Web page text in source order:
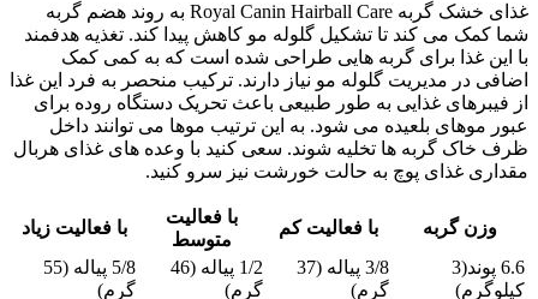
غذای خشک گربه Royal Canin Hairball Care به روند هضم گربه
شما کمک می کند تا تشکیل گلوله مو کاهش پیدا کند. تغذیه هدفمند
با این غذا برای گربه هایی طراحی شده است که به کمی کمک
اضافی در مدیریت گلوله مو نیاز دارند. ترکیب منحصر به فرد این غذا
از فیبرهای غذایی به طور طبیعی باعث تحریک دستگاه روده برای
عبور موهای بلعیده می شود. به این ترتیب موها می توانند داخل
ظرف خاک گربه ها تخلیه شوند. سعی کنید با وعده های غذای هربال
مقداری غذای پوچ به حالت خورشت نیز سرو کنید.
وزن گربه با فعالیت کم
با فعالیت
متوسط
با فعالیت زیاد
6.6 پوند(3
کیلوگرم)
3/8 پیاله (37
گرم)
1/2 پیاله (46
گرم)
5/8 پیاله (55
گرم)